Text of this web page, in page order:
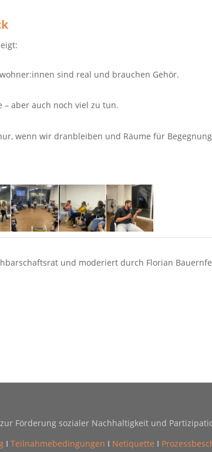
sind real und brauchen Gehör.
– aber auch noch viel zu tun.
wenn wir dranbleiben und Räume für
und moderiert durch Florian
Förderung sozialer Nachhaltigkeit und
Ⅰ Teilnahmebedingungen Ⅰ Netiquette Ⅰ